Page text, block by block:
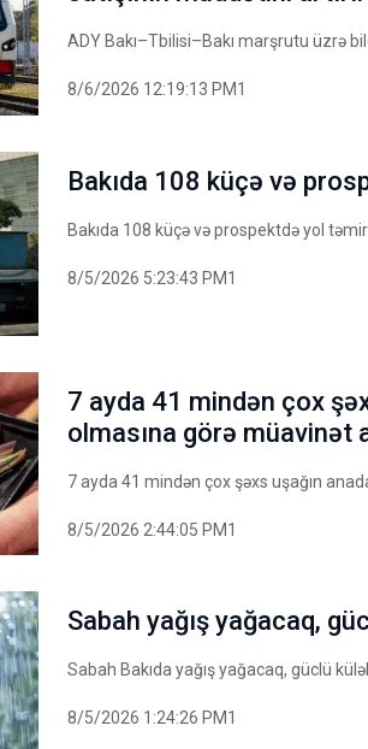
ADY Bakı–Tbilisi–Bakı marşrutu üzrə
8/6/2026 12:19:13 PM1
Bakıda 108 küçə və
Bakıda 108 küçə və prospektdə yol təmiri
8/5/2026 5:23:43 PM1
7 ayda 41 mindən çox
olmasına görə müavinət
7 ayda 41 mindən çox şəxs uşağın
8/5/2026 2:44:05 PM1
Sabah yağış yağacaq,
Sabah Bakıda yağış yağacaq, güclü
8/5/2026 1:24:26 PM1